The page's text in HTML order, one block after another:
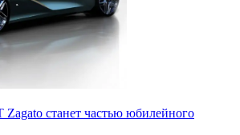
станет частью юбилейного